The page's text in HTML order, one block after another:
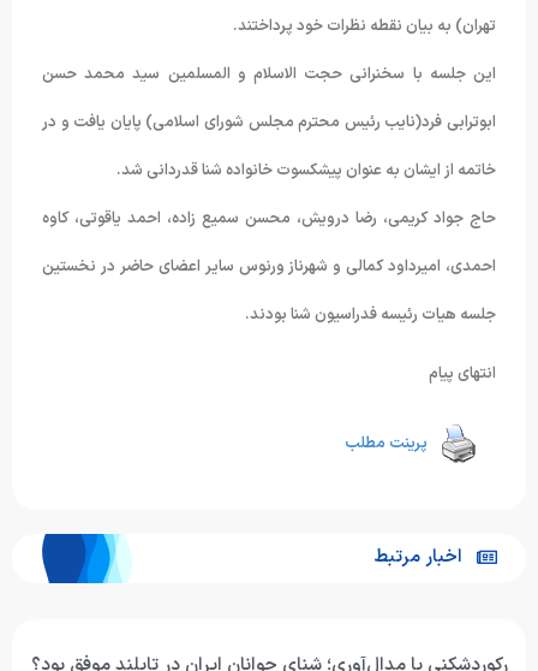
تهران) به بیان نقطه نظرات خود پرداختند.
این جلسه با سخنرانی حجت الاسلام و المسلمین سید محمد حسن
ابوترابی فرد(نایب رئیس محترم مجلس شورای اسلامی) پایان یافت و در
خاتمه از ایشان به عنوان پیشکسوت خانواده شنا قدردانی شد.
حاج جواد کریمی، رضا درویش، محسن سمیع زاده، احمد یاقوتی، کاوه
احمدی، امیرداود کمالی و شهرناز ورنوس سایر اعضای حاضر در نخستین
جلسه هیات رئیسه فدراسیون شنا بودند.
انتهای پیام
پرینت مطلب
اخبار مرتبط
رکوردشکنی یا مدال‌آوری؛ شنای جوانان ایران در تایلند موفق بود؟